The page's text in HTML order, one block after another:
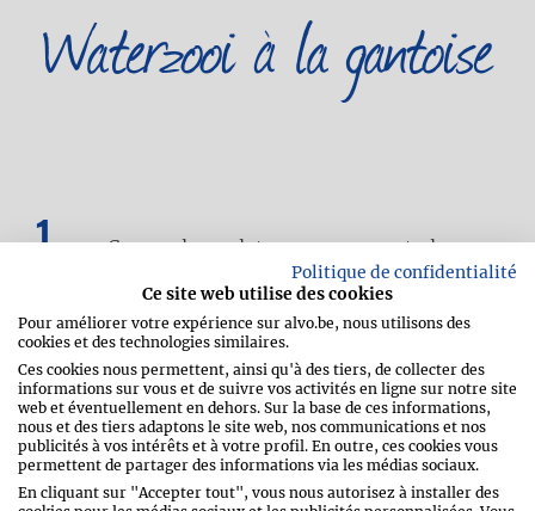
Waterzooi à la gantoise
Coupez le poulet en morceaux et placez-
les dans une grande casserole.
Épluchez l’oignon et coupez-le en
quartiers. Épluchez les gousses d’ail.
Coupez les carottes et le céleri en gros
morceaux. Ajoutez le tout dans la
casserole, ainsi que le clou de girofle et le
bouquet garni.
Couvrez d’eau à hauteur, portez à
ébullition puis laissez mijoter à feu doux
pendant environ 45 minutes.
Politique de confidentialité
Ce site web utilise des cookies
Pour améliorer votre expérience sur alvo.be, nous utilisons des
cookies et des technologies similaires.
Ces cookies nous permettent, ainsi qu'à des tiers, de collecter des
informations sur vous et de suivre vos activités en ligne sur notre site
web et éventuellement en dehors. Sur la base de ces informations,
nous et des tiers adaptons le site web, nos communications et nos
publicités à vos intérêts et à votre profil. En outre, ces cookies vous
permettent de partager des informations via les médias sociaux.
En cliquant sur "Accepter tout", vous nous autorisez à installer des